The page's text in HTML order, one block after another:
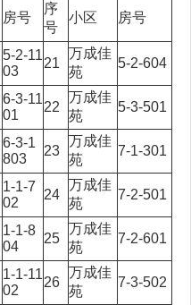
房号
序
号
小区 房号
5-2-11
03
21
万成佳
苑
5-2-604
6-3-11
01
22
万成佳
苑
5-3-501
6-3-1
803
23
万成佳
苑
7-1-301
1-1-7
02
24
万成佳
苑
7-2-501
1-1-8
04
25
万成佳
苑
7-2-601
1-1-11
02
26
万成佳
苑
7-3-502